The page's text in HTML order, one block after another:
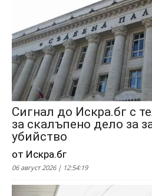
Сигнал до Искра.бг с
за скалъпено дело за
убийство
от Искра.бг
06 август 2026 | 12:54:19